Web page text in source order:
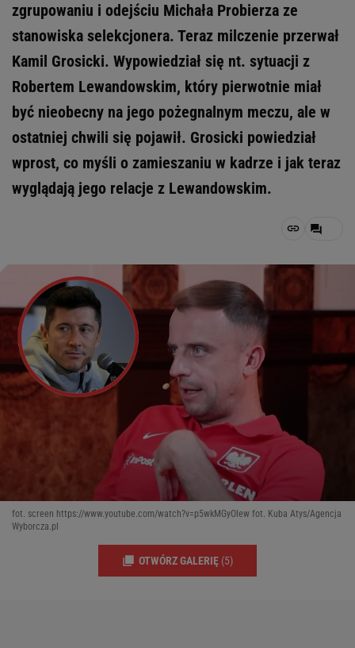
zgrupowaniu i odejściu Michała Probierza ze
stanowiska selekcjonera. Teraz milczenie przerwał
Kamil Grosicki. Wypowiedział się nt. sytuacji z
Robertem Lewandowskim, który pierwotnie miał
być nieobecny na jego pożegnalnym meczu, ale w
ostatniej chwili się pojawił. Grosicki powiedział
wprost, co myśli o zamieszaniu w kadrze i jak teraz
wyglądają jego relacje z Lewandowskim.
fot. screen https://www.youtube.com/watch?v=p5wkMGyOlew fot. Kuba Atys/Agencja
Wyborcza.pl
OTWÓRZ GALERIĘ (5)